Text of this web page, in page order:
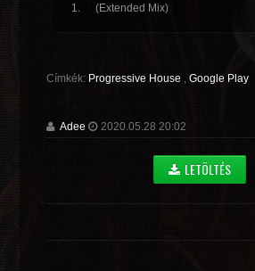
(Extended Mix)
Címkék: Progressive House ,Google Play
Adee 2020.05.28 20:02
LETÖLTÉS